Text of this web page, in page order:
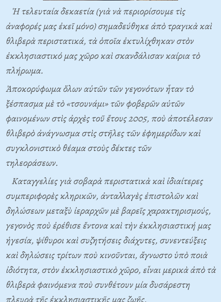
Ἡ τελευταία δεκαετία (γιὰ νὰ περιορίσουμε τὶς
ἀναφορές μας ἐκεῖ μόνο) σημαδεύθηκε ἀπὸ τραγικὰ καὶ
θλιβερὰ περιστατικά, τὰ ὁποῖα ἐκτυλίχθηκαν στὸν
ἐκκλησιαστικό μας χῶρο καὶ σκανδάλισαν καίρια τὸ
πλήρωμα.
Ἀποκορύφωμα ὅλων αὐτῶν τῶν γεγονότων ἦταν τὸ
ξέσπασμα μὲ τὸ «τσουνάμι» τῶν φοβερῶν αὐτῶν
φαινομένων στὶς ἀρχὲς τοῦ ἔτους 2005, ποὺ ἀποτέλεσαν
θλιβερὸ ἀνάγνωσμα στὶς στῆλες τῶν ἐφημερίδων καὶ
συγκλονιστικὸ θέαμα στοὺς δέκτες τῶν
τηλεοράσεων.
Καταγγελίες γιὰ σοβαρὰ περιστατικὰ καὶ ἰδιαίτερες
συμπεριφορὲς κληρικῶν, ἀνταλλαγὲς ἐπιστολῶν καὶ
δηλώσεων μεταξὺ ἰεραρχῶν μὲ βαρεῖς χαρακτηρισμούς,
γεγονὸς ποὺ ἐρέθισε ἔντονα καὶ τὴν ἐκκλησιαστική μας
ἡγεσία, ψίθυροι καὶ συζητήσεις διάχυτες, συνεντεύξεις
καὶ δηλώσεις τρίτων ποὺ κινοῦνται, ἄγνωστο ὑπὸ ποιὰ
ἰδιότητα, στὸν ἐκκλησιαστικὸ χῶρο, εἶναι μερικὰ ἀπὸ τὰ
θλιβερὰ φαινόμενα ποὺ συνθέτουν μία δυσάρεστη
πλευρὰ τῆς ἐκκλησιαστικῆς μας ζωῆς.